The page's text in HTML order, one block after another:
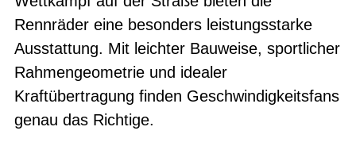
Rennräder eine besonders leistungsstarke
Ausstattung. Mit leichter Bauweise, sportlicher
Rahmengeometrie und idealer
Kraftübertragung finden Geschwindigkeitsfans
genau das Richtige.